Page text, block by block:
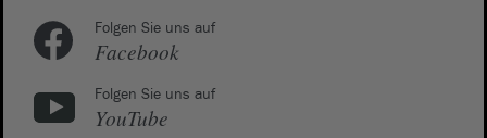
Folgen Sie uns auf
Facebook
Folgen Sie uns auf
YouTube